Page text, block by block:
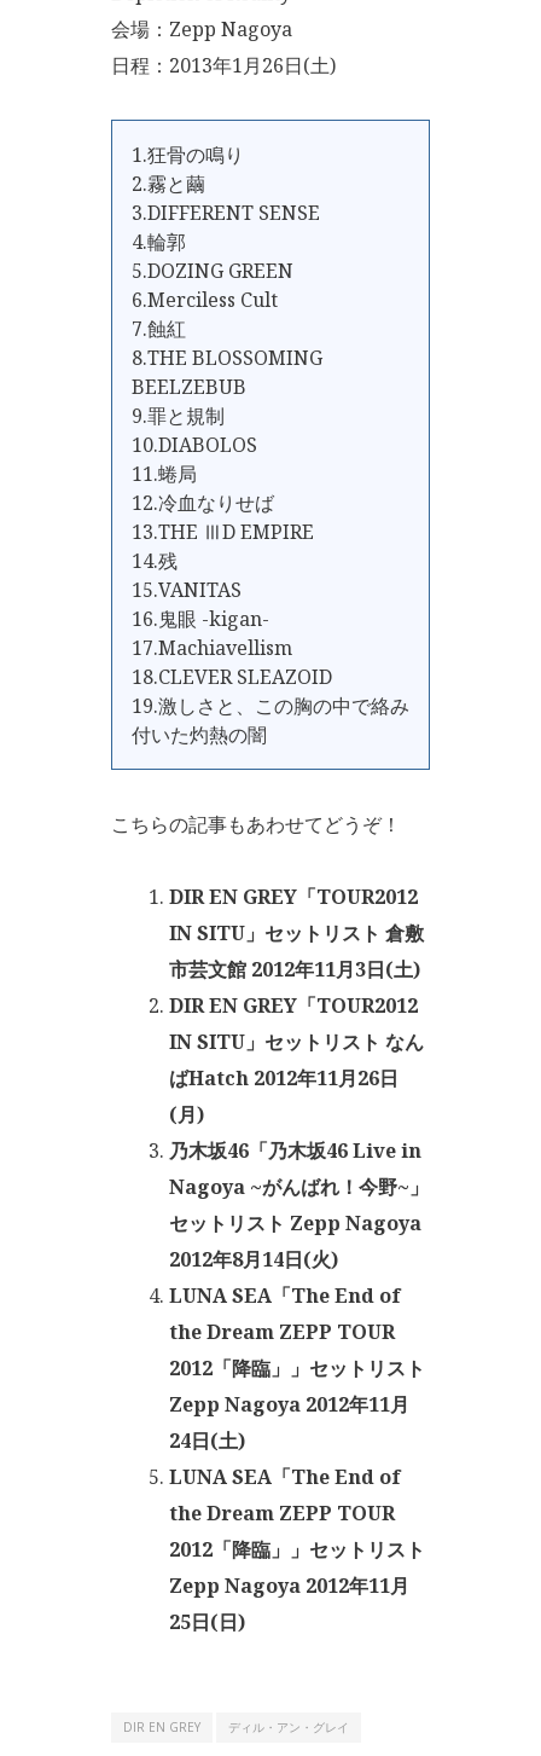
会場：Zepp Nagoya
日程：2013年1月26日(土)
1.狂骨の鳴り
2.霧と繭
3.DIFFERENT SENSE
4.輪郭
5.DOZING GREEN
6.Merciless Cult
7.蝕紅
8.THE BLOSSOMING
BEELZEBUB
9.罪と規制
10.DIABOLOS
11.蜷局
12.冷血なりせば
13.THE ⅢD EMPIRE
14.残
15.VANITAS
16.鬼眼 -kigan-
17.Machiavellism
18.CLEVER SLEAZOID
19.激しさと、この胸の中で絡み
付いた灼熱の闇
こちらの記事もあわせてどうぞ！
DIR EN GREY「TOUR2012
IN SITU」セットリスト 倉敷
市芸文館 2012年11月3日(土)
DIR EN GREY「TOUR2012
IN SITU」セットリスト なん
ばHatch 2012年11月26日
(月)
乃木坂46「乃木坂46 Live in
Nagoya ~がんばれ！今野~」
セットリスト Zepp Nagoya
2012年8月14日(火)
LUNA SEA「The End of
the Dream ZEPP TOUR
2012「降臨」」セットリスト
Zepp Nagoya 2012年11月
24日(土)
LUNA SEA「The End of
the Dream ZEPP TOUR
2012「降臨」」セットリスト
Zepp Nagoya 2012年11月
25日(日)
DIR EN GREY ディル・アン・グレイ